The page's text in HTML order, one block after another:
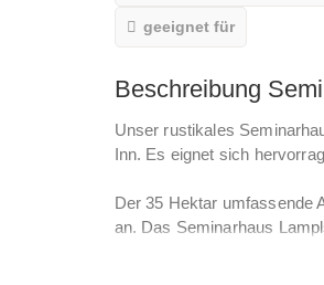
geeignet für
Beschreibung
Unser rustikales
Inn. Es eignet sich
Der 35 Hektar umfassende
an. Das Seminarhaus